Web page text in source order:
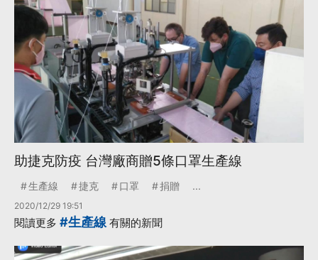
助捷克防疫 台灣廠商贈5條口罩生產線
生產線 捷克 口罩 捐贈 ...
2020/12/29 19:51
閱讀更多 #生產線有關的新聞